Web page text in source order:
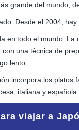
grande del mundo,
Desde el 2004,
en todo el mundo.
una técnica de
lento.
incorpora los platos
italiana y
viajar a